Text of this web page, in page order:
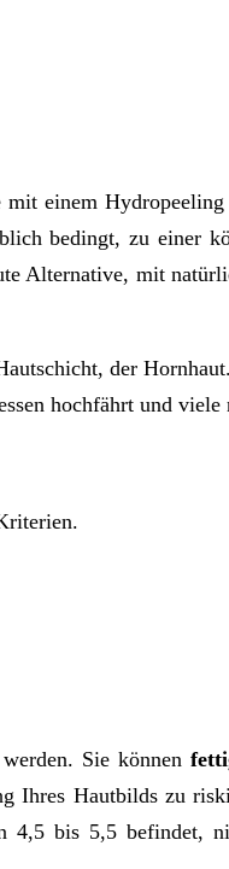
einem
bedingt, zu einer
Alternative, mit
der
hochfährt und
Sie können
Ihres Hautbilds zu
bis 5,5 befindet,